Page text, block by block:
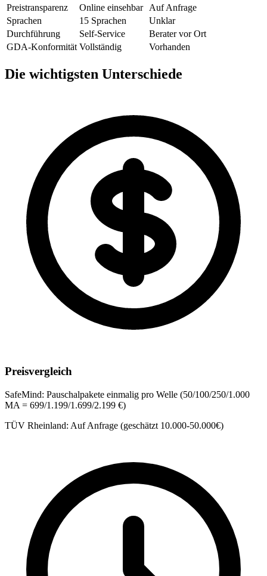
Preistransparenz
Online einsehbar
Auf Anfrage
Sprachen
15 Sprachen
Unklar
Durchführung
Self-Service
Berater vor Ort
GDA-Konformität Vollständig Vorhanden
Die wichtigsten Unterschiede
Preisvergleich
SafeMind: Pauschalpakete einmalig pro Welle (50/100/250/1.000
MA = 699/1.199/1.699/2.199 €)
TÜV Rheinland: Auf Anfrage (geschätzt 10.000-50.000€)